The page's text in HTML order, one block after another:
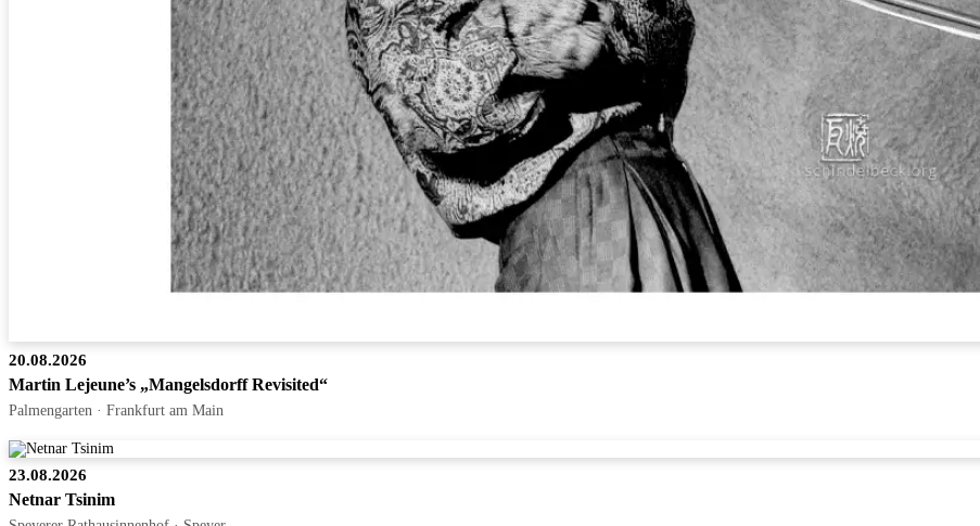
20.08.2026
Martin Lejeune’s „Mangelsdorff Revisited“
Palmengarten · Frankfurt am Main
23.08.2026
Netnar Tsinim